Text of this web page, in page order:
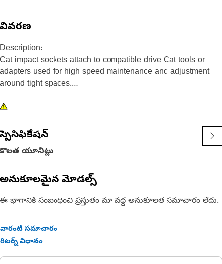
వివరణ
Description:
Cat impact sockets attach to compatible drive Cat tools or
adapters used for high speed maintenance and adjustment
around tight spaces.
Attributes:
• Shallow length
• 3/8 inch square drive
• Black oxide finish
స్పెసిఫికేషన్
కొలత యూనిట్లు
అనుకూలమైన మోడల్స్
ఈ భాగానికి సంబంధించి ప్రస్తుతం మా వద్ద అనుకూలత సమాచారం లేదు.
వారంటీ సమాచారం
రిటర్న్ విధానం